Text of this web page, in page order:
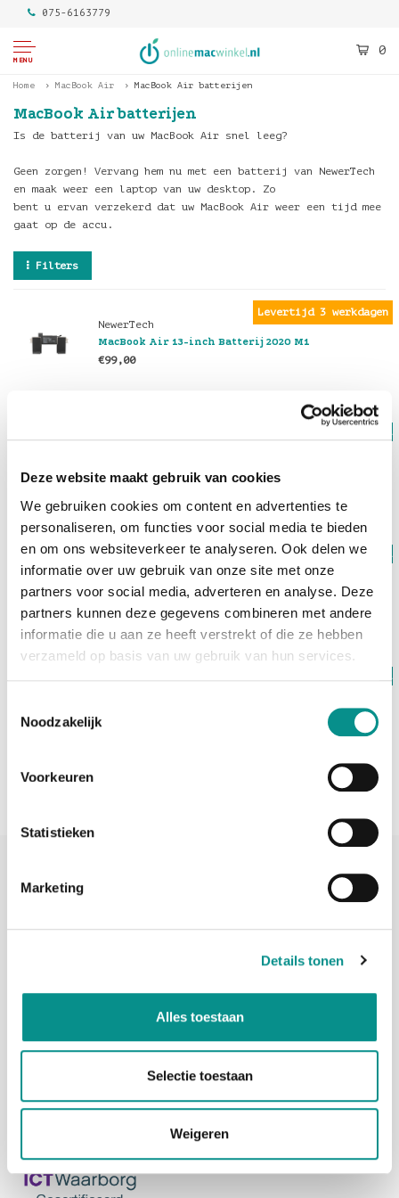
Deze website maakt gebruik van cookies
We gebruiken cookies om content en advertenties te
personaliseren, om functies voor social media te bieden
en om ons websiteverkeer te analyseren. Ook delen we
informatie over uw gebruik van onze site met onze
partners voor social media, adverteren en analyse. Deze
partners kunnen deze gegevens combineren met andere
informatie die u aan ze heeft verstrekt of die ze hebben
verzameld op basis van uw gebruik van hun services.
Noodzakelijk
Voorkeuren
Statistieken
Marketing
Details tonen
Alles toestaan
Selectie toestaan
Weigeren
075-6163779
MENU
0
Home MacBook Air MacBook Air batterijen
MacBook Air batterijen
Is de batterij van uw MacBook Air snel leeg?
Geen zorgen! Vervang hem nu met een batterij van NewerTech
en maak weer een laptop van uw desktop. Zo
bent u ervan verzekerd dat uw MacBook Air weer een tijd mee
gaat op de accu.
Filters
Levertijd 3 werkdagen
NewerTech
MacBook Air 13-inch Batterij 2020 M1
€99,00
€99,00
Op voorraad
NewerTech
Macbook Air 13-inch Batterij 2010 - 2017
€89,00
075-6163779
Mail info@onlinemacwinkel.nl